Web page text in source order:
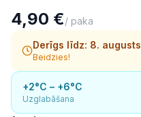
4,90 €/ paka
Derīgs līdz: 8. augusts
Beidzies!
+2°C – +6°C
Uzglabāšana